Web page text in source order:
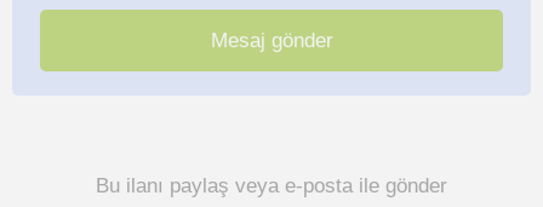
Bu ilanı paylaş veya e-posta ile gönder